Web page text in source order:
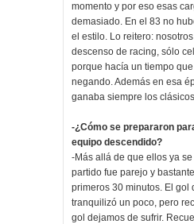
momento y por eso esas
demasiado. En el 83 no
el estilo. Lo reitero:
descenso de racing, sólo
porque hacía un tiempo
negando. Además en esa
ganaba siempre los
-¿Cómo se prepararon
equipo descendido?
-Más allá de que ellos ya
partido fue parejo y
primeros 30 minutos. El gol
tranquilizó un poco, pero
gol dejamos de sufrir.